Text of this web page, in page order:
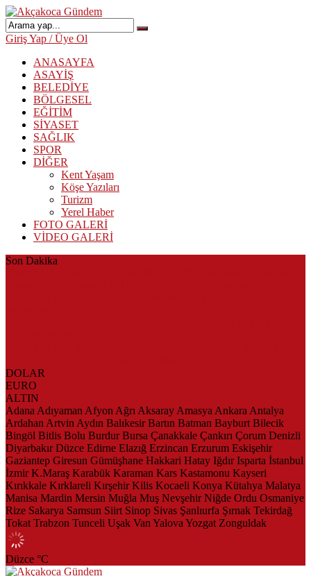
Giriş Yap / Üye Ol
ANASAYFA
ASAYİŞ
BELEDİYE
BÖLGESEL
EĞİTİM
SİYASET
SAĞLIK
SPOR
DİĞER
Kent Yaşam
Köşe Yazıları
Turizm
Yerel Haber
FOTO GALERİ
VİDEO GALERİ
Son Dakika
DOLAR
EURO
ALTIN
Adana Adıyaman Afyon Ağrı Aksaray Amasya Ankara Antalya
Ardahan Artvin Aydın Balıkesir Bartın Batman Bayburt Bilecik
Bingöl Bitlis Bolu Burdur Bursa Çanakkale Çankırı Çorum Denizli
Diyarbakır Düzce Edirne Elazığ Erzincan Erzurum Eskişehir
Gaziantep Giresun Gümüşhane Hakkari Hatay Iğdır Isparta İstanbul
İzmir K.Maraş Karabük Karaman Kars Kastamonu Kayseri
Kırıkkale Kırklareli Kırşehir Kilis Kocaeli Konya Kütahya Malatya
Manisa Mardin Mersin Muğla Muş Nevşehir Niğde Ordu Osmaniye
Rize Sakarya Samsun Siirt Sinop Sivas Şanlıurfa Şırnak Tekirdağ
Tokat Trabzon Tunceli Uşak Van Yalova Yozgat Zonguldak
Düzce °C